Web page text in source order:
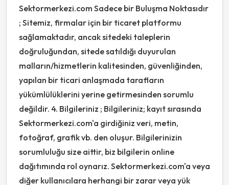
Sektormerkezi.com Sadece bir Buluşma Noktasıdır
; Sitemiz, firmalar için bir ticaret platformu
sağlamaktadır, ancak sitedeki taleplerin
doğruluğundan, sitede satıldığı duyurulan
malların/hizmetlerin kalitesinden, güvenliğinden,
yapılan bir ticari anlaşmada tarafların
yükümlülüklerini yerine getirmesinden sorumlu
değildir. 4. Bilgileriniz ; Bilgileriniz; kayıt sırasında
Sektormerkezi.com'a girdiğiniz veri, metin,
fotoğraf, grafik vb. den oluşur. Bilgilerinizin
sorumluluğu size aittir, biz bilgilerin online
dağıtımında rol oynarız. Sektormerkezi.com'a veya
diğer kullanıcılara herhangi bir zarar veya yük